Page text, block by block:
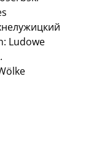
Ludowe